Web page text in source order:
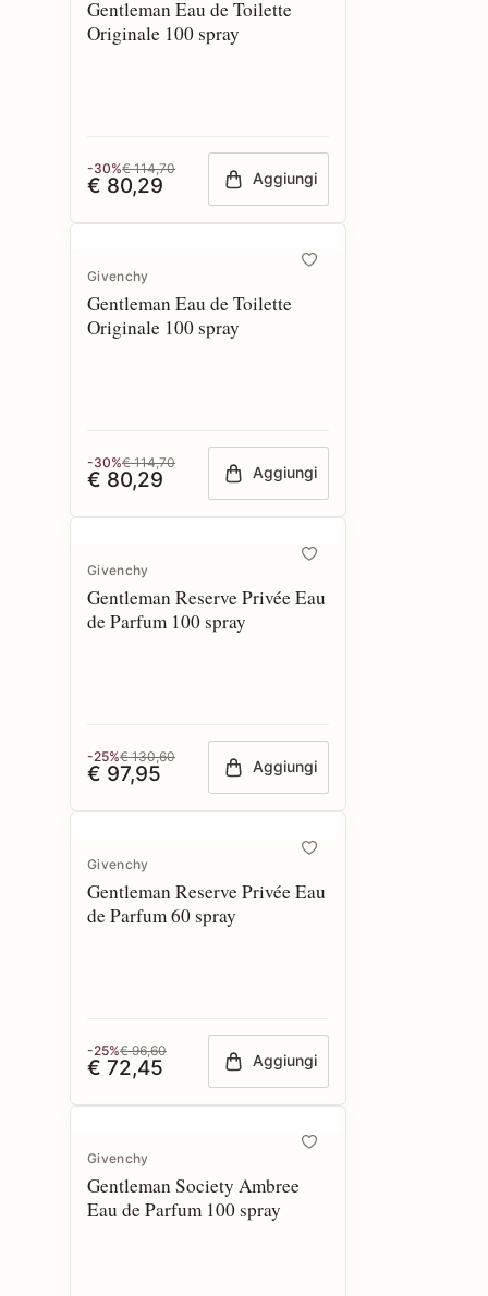
Gentleman Eau de Toilette
Originale 100 spray
-30%€ 114,70
€ 80,29 Aggiungi
Givenchy
Gentleman Eau de Toilette
Originale 100 spray
-30%€ 114,70
€ 80,29 Aggiungi
Givenchy
Gentleman Reserve Privée Eau
de Parfum 100 spray
-25%€ 130,60
€ 97,95 Aggiungi
Givenchy
Gentleman Reserve Privée Eau
de Parfum 60 spray
-25%€ 96,60
€ 72,45 Aggiungi
Givenchy
Gentleman Society Ambree
Eau de Parfum 100 spray